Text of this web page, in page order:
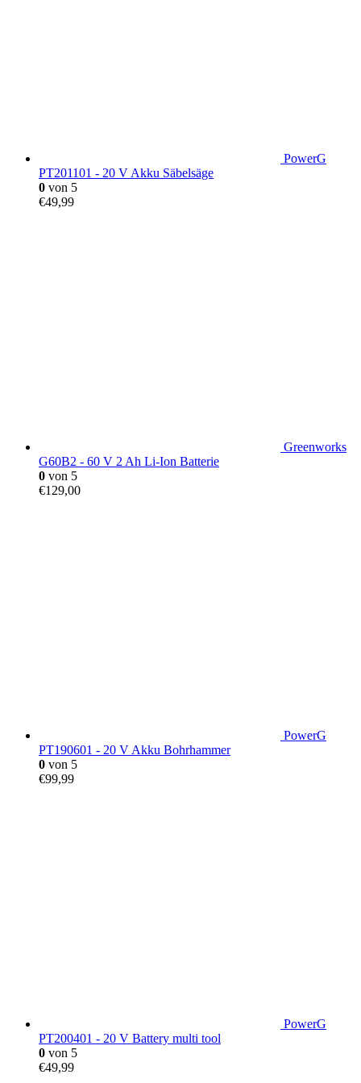
PowerG
PT201101 - 20 V Akku Säbelsäge
0 von 5
€49,99
Greenworks
G60B2 - 60 V 2 Ah Li-Ion Batterie
0 von 5
€129,00
PowerG
PT190601 - 20 V Akku Bohrhammer
0 von 5
€99,99
PowerG
PT200401 - 20 V Battery multi tool
0 von 5
€49,99